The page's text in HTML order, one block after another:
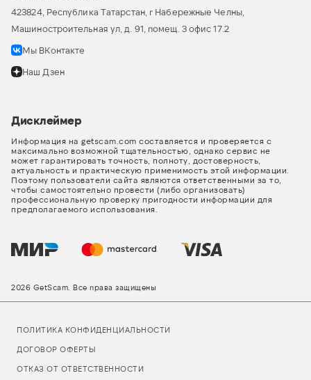
423824, Республика Татарстан, г Набережные Челны,
Машиностроительная ул, д. 91, помещ. 3 офис 17.2
Мы ВКонтакте
Наш Дзен
Дисклеймер
Информация на getscam.com составляется и проверяется с
максимально возможной тщательностью, однако сервис не
может гарантировать точность, полноту, достоверность,
актуальность и практическую применимость этой информации.
Поэтому пользователи сайта являются ответственными за то,
чтобы самостоятельно провести (либо организовать)
профессиональную проверку пригодности информации для
предполагаемого использования.
2026 GetScam. Все права защищены
ПОЛИТИКА КОНФИДЕНЦИАЛЬНОСТИ
ДОГОВОР ОФЕРТЫ
ОТКАЗ ОТ ОТВЕТСТВЕННОСТИ